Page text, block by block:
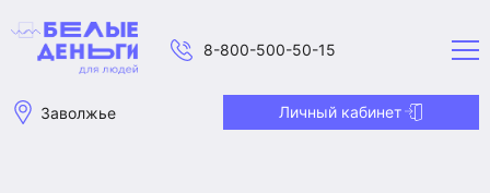
8-800-500-50-15
Заволжье Личный кабинет